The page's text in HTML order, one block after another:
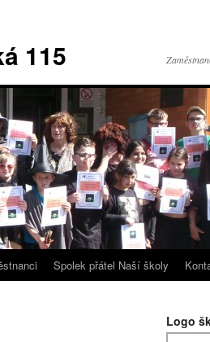
115
Spolek přátel Naší školy
Logo